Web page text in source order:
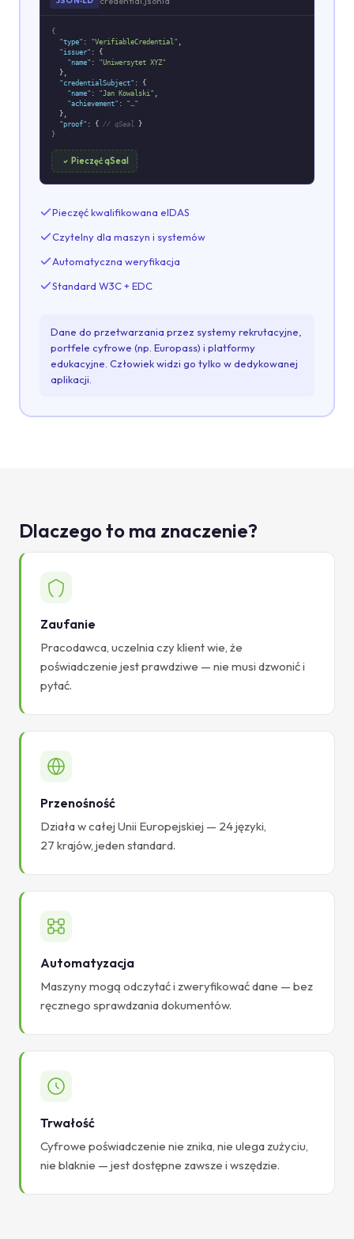
{
"type" : "VerifiableCredential" ,
"issuer" : {
"name" : "Uniwersytet XYZ"
},
"credentialSubject" : {
"name" : "Jan Kowalski" ,
"achievement" : "…"
},
"proof" : { // qSeal }
}
Pieczęć qSeal
Pieczęć kwalifikowana eIDAS
Czytelny dla maszyn i systemów
Automatyczna weryfikacja
Standard W3C + EDC
Dane do przetwarzania przez systemy rekrutacyjne,
portfele cyfrowe (np. Europass) i platformy
edukacyjne. Człowiek widzi go tylko w dedykowanej
aplikacji.
Dlaczego to ma znaczenie?
Zaufanie
Pracodawca, uczelnia czy klient wie, że
poświadczenie jest prawdziwe — nie musi dzwonić i
pytać.
Przenośność
Działa w całej Unii Europejskiej — 24 języki,
27 krajów, jeden standard.
Automatyzacja
Maszyny mogą odczytać i zweryfikować dane — bez
ręcznego sprawdzania dokumentów.
Trwałość
Cyfrowe poświadczenie nie znika, nie ulega zużyciu,
nie blaknie — jest dostępne zawsze i wszędzie.